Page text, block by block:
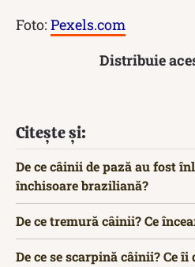
Foto: Pexels.com
Distribuie
Citește și:
De ce câinii de pază au fost
închisoare braziliană?
De ce tremură câinii? Ce
De ce se scarpină câinii? Ce îi